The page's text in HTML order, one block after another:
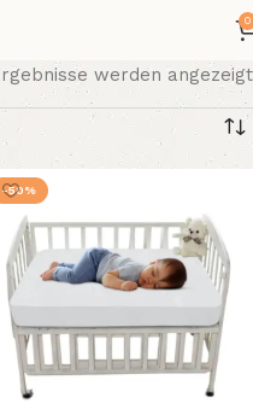
0
werden angezeigt
-50%